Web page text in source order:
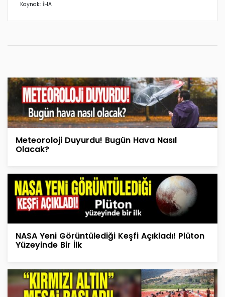
Kaynak: İHA
Meteoroloji Duyurdu! Bugün Hava Nasıl
Olacak?
NASA Yeni Görüntülediği Keşfi Açıkladı! Plüton
Yüzeyinde Bir İlk